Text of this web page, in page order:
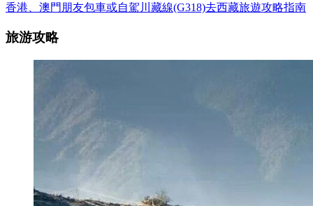
香港、澳門朋友包車或自駕川藏線(G318)去西藏旅遊攻略指南
旅游攻略